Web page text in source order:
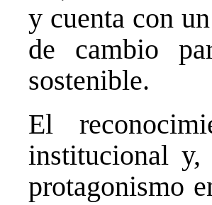
y cuenta con
de cambio
sostenible.
El
institucional y,
protagonismo